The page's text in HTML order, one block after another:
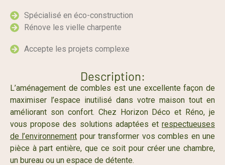
Spécialisé en éco-construction
Rénove les vielle charpente
Accepte les projets complexe
Description:
L’aménagement de combles est une excellente façon de
maximiser l’espace inutilisé dans votre maison tout en
améliorant son confort. Chez Horizon Déco et Réno, je
vous propose des solutions adaptées et respectueuses
de l’environnement pour transformer vos combles en une
pièce à part entière, que ce soit pour créer une chambre,
un bureau ou un espace de détente.